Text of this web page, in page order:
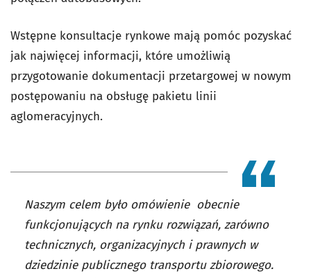
Wstępne konsultacje rynkowe mają pomóc pozyskać
jak najwięcej informacji, które umożliwią
przygotowanie dokumentacji przetargowej w nowym
postępowaniu na obsługę pakietu linii
aglomeracyjnych.
Naszym celem było omówienie obecnie
funkcjonujących na rynku rozwiązań, zarówno
technicznych, organizacyjnych i prawnych w
dziedzinie publicznego transportu zbiorowego.